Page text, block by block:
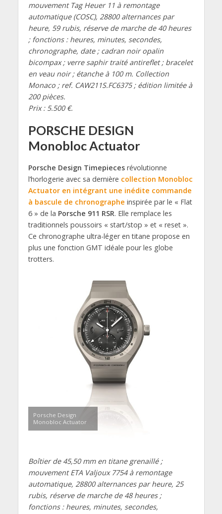
mouvement Tag Heuer 11 à remontage
automatique (COSC), 28800 alternances par
heure, 59 rubis, réserve de marche de 40 heures
; fonctions : heures, minutes, secondes,
chronographe, date ; cadran noir opalin
bicompax ; verre saphir traité antireflet ; bracelet
en veau noir ; étanche à 100 m. Collection
Monaco ; ref. CAW211S.FC6375 ; édition limitée à
200 pièces.
Prix : 5.500 €.
PORSCHE DESIGN
Monobloc Actuator
Porsche Design Timepiecesrévolutionne
l’horlogerie avec sa dernière collection Monobloc
Actuator en intégrant une inédite commande
à bascule de chronographe inspirée par le « Flat
6 » de la Porsche 911 RSR. Elle remplace les
traditionnels poussoirs « start/stop » et « reset ».
Ce chronographe ultra-léger en titane propose en
plus une fonction GMT idéale pour les globe
trotters.
Porsche Design
Monobloc Actuator
Boîtier de 45,50 mm en titane grenaillé ;
mouvement ETA Valjoux 7754 à remontage
automatique, 28800 alternances par heure, 25
rubis, réserve de marche de 48 heures ;
fonctions : heures, minutes, secondes,